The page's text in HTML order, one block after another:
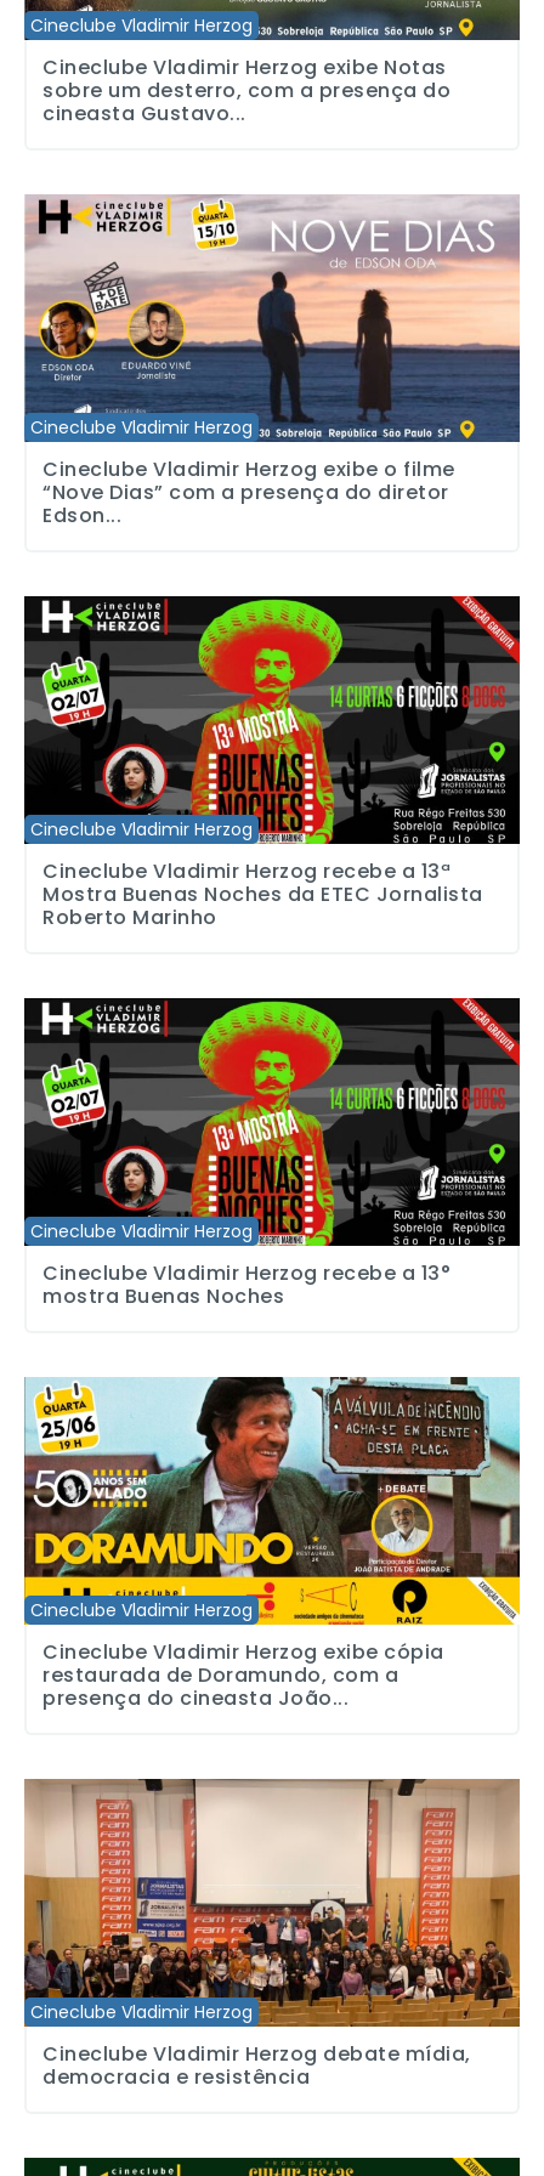
Cineclube Vladimir Herzog
Cineclube Vladimir Herzog exibe Notas
sobre um desterro, com a presença do
cineasta Gustavo...
Cineclube Vladimir Herzog
Cineclube Vladimir Herzog exibe o filme “Nove Dias” com a
Cineclube Vladimir Herzog exibe o filme
“Nove Dias” com a presença do diretor
Edson...
Cineclube Vladimir Herzog
Cineclube Vladimir Herzog recebe a 13ª Mostra Buenas Noches
Cineclube Vladimir Herzog recebe a 13ª
Mostra Buenas Noches da ETEC Jornalista
Roberto Marinho
Cineclube Vladimir Herzog
Cineclube Vladimir Herzog recebe a 13° mostra Buenas Noches
Cineclube Vladimir Herzog recebe a 13°
mostra Buenas Noches
Cineclube Vladimir Herzog
Cineclube Vladimir Herzog exibe cópia restaurada de
Cineclube Vladimir Herzog exibe cópia
restaurada de Doramundo, com a
presença do cineasta João...
Cineclube Vladimir Herzog
Cineclube Vladimir Herzog debate mídia, democracia e
Cineclube Vladimir Herzog debate mídia,
democracia e resistência
Cineclube Vladimir Herzog exibe o documentário ‘Olhar de